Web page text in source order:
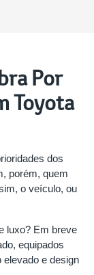
Por
Toyota
dos
porém, quem
o veículo, ou
luxo? Em breve
equipados
elevado e design